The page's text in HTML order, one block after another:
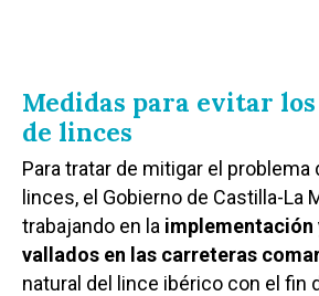
Medidas para evitar
de linces
Para tratar de mitigar el problema
linces, el Gobierno de Castilla-La
trabajando en la implementación
vallados en las carreteras
natural del lince ibérico con el fin